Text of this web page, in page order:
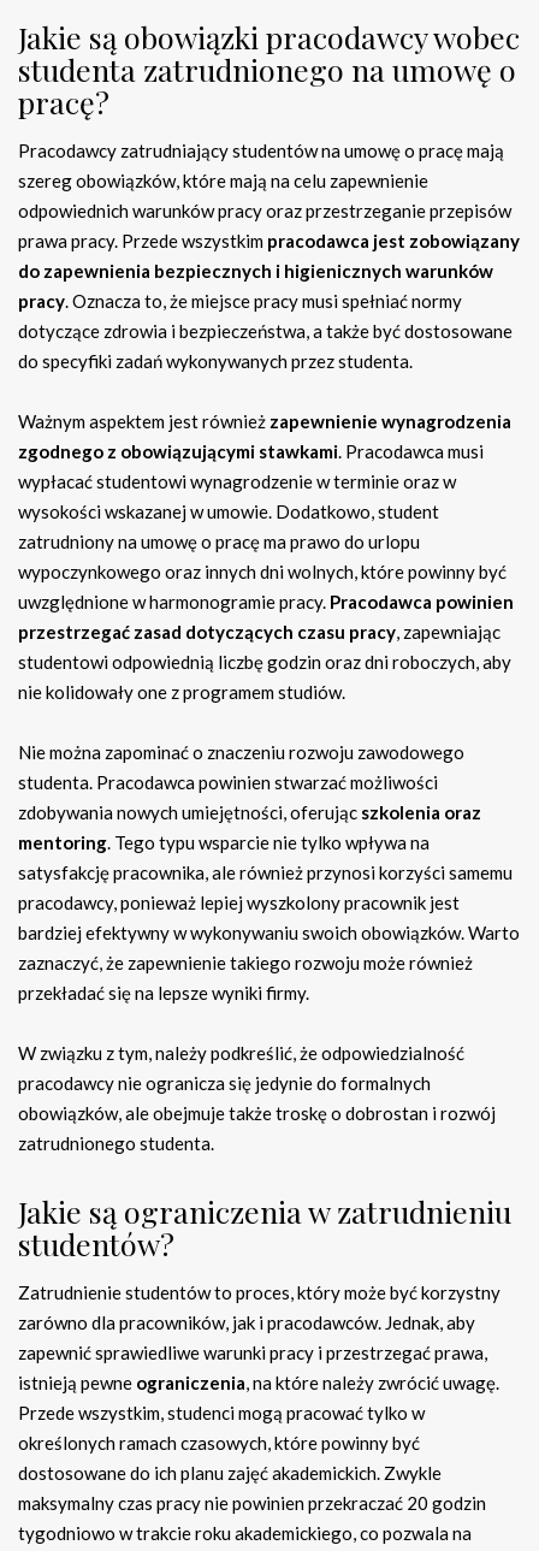
Jakie są obowiązki pracodawcy wobec
studenta zatrudnionego na umowę o
pracę?
Pracodawcy zatrudniający studentów na umowę o pracę mają
szereg obowiązków, które mają na celu zapewnienie
odpowiednich warunków pracy oraz przestrzeganie przepisów
prawa pracy. Przede wszystkim pracodawca jest zobowiązany
do zapewnienia bezpiecznych i higienicznych warunków
pracy. Oznacza to, że miejsce pracy musi spełniać normy
dotyczące zdrowia i bezpieczeństwa, a także być dostosowane
do specyfiki zadań wykonywanych przez studenta.
Ważnym aspektem jest również zapewnienie wynagrodzenia
zgodnego z obowiązującymi stawkami. Pracodawca musi
wypłacać studentowi wynagrodzenie w terminie oraz w
wysokości wskazanej w umowie. Dodatkowo, student
zatrudniony na umowę o pracę ma prawo do urlopu
wypoczynkowego oraz innych dni wolnych, które powinny być
uwzględnione w harmonogramie pracy. Pracodawca powinien
przestrzegać zasad dotyczących czasu pracy, zapewniając
studentowi odpowiednią liczbę godzin oraz dni roboczych, aby
nie kolidowały one z programem studiów.
Nie można zapominać o znaczeniu rozwoju zawodowego
studenta. Pracodawca powinien stwarzać możliwości
zdobywania nowych umiejętności, oferując szkolenia oraz
mentoring. Tego typu wsparcie nie tylko wpływa na
satysfakcję pracownika, ale również przynosi korzyści samemu
pracodawcy, ponieważ lepiej wyszkolony pracownik jest
bardziej efektywny w wykonywaniu swoich obowiązków. Warto
zaznaczyć, że zapewnienie takiego rozwoju może również
przekładać się na lepsze wyniki firmy.
W związku z tym, należy podkreślić, że odpowiedzialność
pracodawcy nie ogranicza się jedynie do formalnych
obowiązków, ale obejmuje także troskę o dobrostan i rozwój
zatrudnionego studenta.
Jakie są ograniczenia w zatrudnieniu
studentów?
Zatrudnienie studentów to proces, który może być korzystny
zarówno dla pracowników, jak i pracodawców. Jednak, aby
zapewnić sprawiedliwe warunki pracy i przestrzegać prawa,
istnieją pewne ograniczenia, na które należy zwrócić uwagę.
Przede wszystkim, studenci mogą pracować tylko w
określonych ramach czasowych, które powinny być
dostosowane do ich planu zajęć akademickich. Zwykle
maksymalny czas pracy nie powinien przekraczać 20 godzin
tygodniowo w trakcie roku akademickiego, co pozwala na